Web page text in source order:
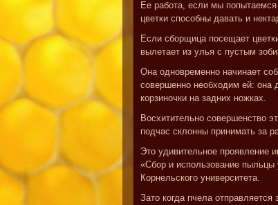
Ее работа, если мы попытаемся
цветки способны давать и
Если сборщица посещает
вылетает из улья с пустым
Она одновременно начинает
совершенно необходим ей: она
корзиночки на задних ножках.
Восхитительно совершенство
подчас склонны принимать за
Это удивительное проявление
«Сбор и использование
Корнельского университета.
Зато когда пчела